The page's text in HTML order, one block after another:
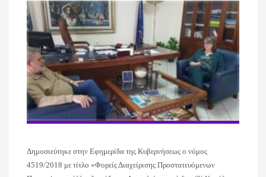
Δημοσιεύτηκε στην Εφημερίδα της Κυβερνήσεως ο νόμος
4519/2018 με τίτλο «Φορείς Διαχείρισης Προστατευόμενων